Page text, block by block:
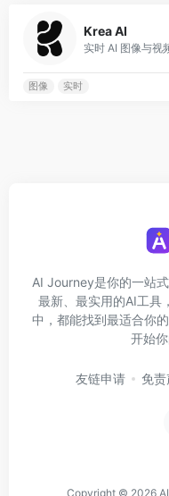
Krea AI
图像 实时
AI Journey是你的一站
最新、最实用的AI工具
中，都能找到最适合你
开始
友链申请 免
Copyright © 2026